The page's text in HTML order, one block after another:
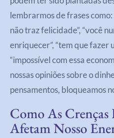
lembrarmos de frases como:
não traz felicidade”, “você
enriquecer”, “tem que fazer
“impossível com essa
nossas opiniões sobre o
pensamentos, bloqueamos
Como As
Afetam Nosso